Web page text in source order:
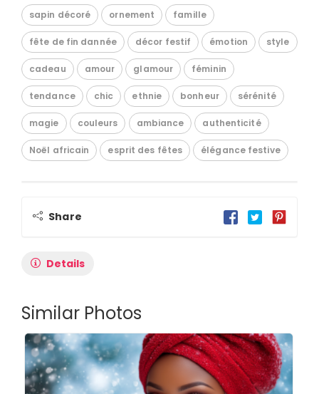
sapin décoré ornement famille
fête de fin dannée décor festif émotion style
cadeau amour glamour féminin
tendance chic ethnie bonheur sérénité
magie couleurs ambiance authenticité
Noël africain esprit des fêtes élégance festive
Share
Details
Similar Photos